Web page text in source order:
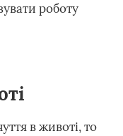
роботу
в животі, то